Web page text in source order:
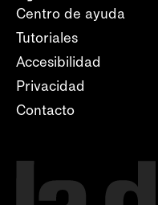
Centro de ayuda
Tutoriales
Accesibilidad
Privacidad
Contacto